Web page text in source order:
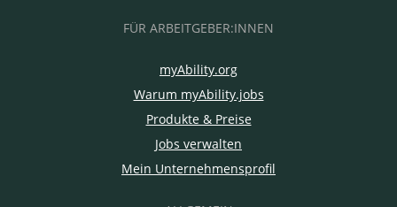
FÜR ARBEITGEBER:INNEN
myAbility.org
Warum myAbility.jobs
Produkte & Preise
Jobs verwalten
Mein Unternehmensprofil